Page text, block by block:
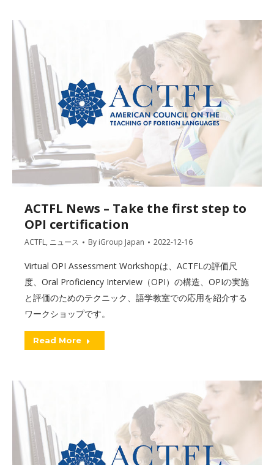
ACTFL News – Take the first step to
OPI certification
ACTFL, ニュース By iGroup Japan 2022-12-16
Virtual OPI Assessment Workshopは、ACTFLの評価尺
度、Oral Proficiency Interview（OPI）の構造、OPIの実施
と評価のためのテクニック、語学教室での応用を紹介する
ワークショップです。
Read More